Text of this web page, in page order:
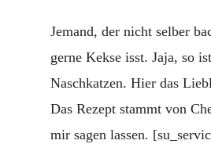
ganz
klassisch
Jemand, der nicht selber
gerne Kekse isst. Jaja, so
Naschkatzen. Hier das
Das Rezept stammt von
mir sagen lassen.